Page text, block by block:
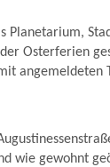
Planetarium,
Osterferien
angemeldeten
wie gewohnt